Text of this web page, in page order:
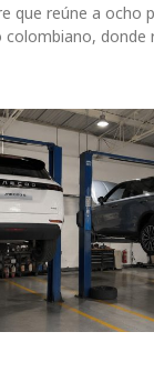
que reúne a ocho
colombiano, donde